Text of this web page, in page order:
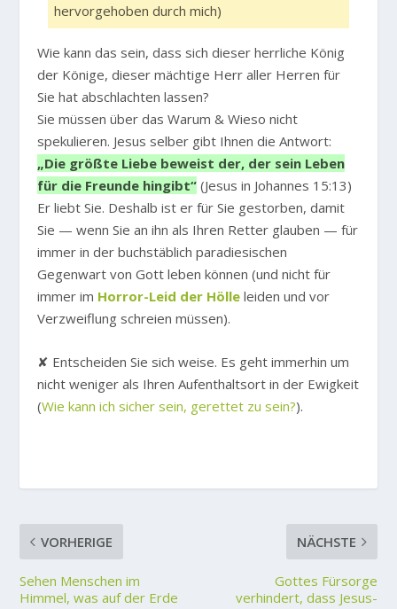
hervorgehoben durch mich)
Wie kann das sein, dass sich dieser herrliche König
der Könige, dieser mächtige Herr aller Herren für
Sie hat abschlachten lassen?
Sie müssen über das Warum & Wieso nicht
spekulieren. Jesus selber gibt Ihnen die Antwort:
„Die größte Liebe beweist der, der sein Leben
für die Freunde hingibt“ (Jesus in Johannes 15:13)
Er liebt Sie. Deshalb ist er für Sie gestorben, damit
Sie — wenn Sie an ihn als Ihren Retter glauben — für
immer in der buchstäblich paradiesischen
Gegenwart von Gott leben können (und nicht für
immer im Horror-Leid der Hölle leiden und vor
Verzweiflung schreien müssen).
✘ Entscheiden Sie sich weise. Es geht immerhin um
nicht weniger als Ihren Aufenthaltsort in der Ewigkeit
(Wie kann ich sicher sein, gerettet zu sein?).
VORHERIGE
Sehen Menschen im
Himmel, was auf der Erde
NÄCHSTE
Gottes Fürsorge
verhindert, dass Jesus-